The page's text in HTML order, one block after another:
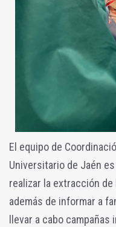
El equipo de
Universitario de Jaén
realizar la extracción
además de informar a
llevar a cabo